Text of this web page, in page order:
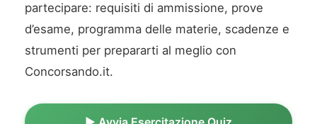
partecipare: requisiti di ammissione, prove
d’esame, programma delle materie, scadenze e
strumenti per prepararti al meglio con
Concorsando.it.